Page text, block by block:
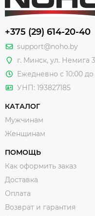
+375 (29) 614-20-40
support@noho.by
г. Минск, ул. Немига
Ежедневно с 10:00 до
УНП: 193827185
КАТАЛОГ
Мужчинам
Женщинам
ПОМОЩЬ
Как оформить заказ
Доставка
Оплата
Возврат и гарантия